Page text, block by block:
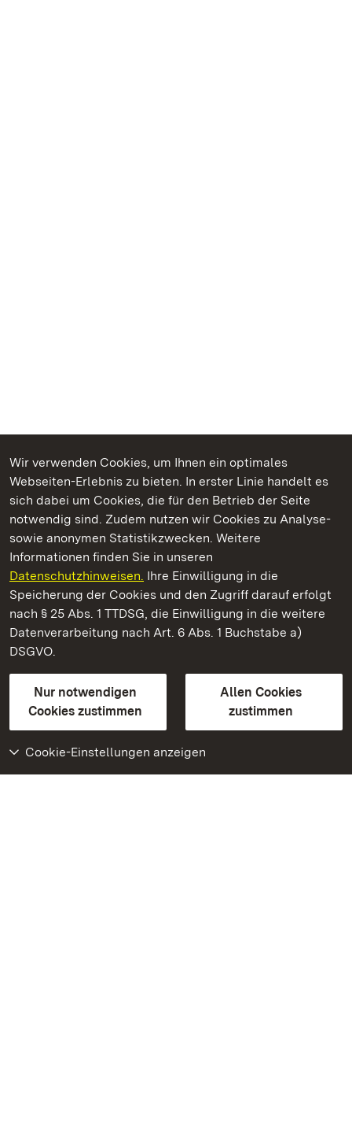
Wir verwenden Cookies, um Ihnen ein optimales
Webseiten-Erlebnis zu bieten. In erster Linie handelt es
sich dabei um Cookies, die für den Betrieb der Seite
notwendig sind. Zudem nutzen wir Cookies zu Analyse-
sowie anonymen Statistikzwecken. Weitere
Informationen finden Sie in unseren
Datenschutzhinweisen. Ihre Einwilligung in die
Speicherung der Cookies und den Zugriff darauf erfolgt
nach § 25 Abs. 1 TTDSG, die Einwilligung in die weitere
Datenverarbeitung nach Art. 6 Abs. 1 Buchstabe a)
DSGVO.
Nur notwendigen
Cookies zustimmen
Allen Cookies
zustimmen
Cookie-Einstellungen anzeigen
Kommen. Staunen. Genießen.
Staatliche Schlösser und Gärten Baden‑Württemberg
Staatliche Schlösser und Gärten Baden-Württemberg
Kontakt
GebärdenspracheLeichte Sprache
Erklärung zur Barrierefreiheit
BITV-konform (geprüfte Seiten)
Weiteres